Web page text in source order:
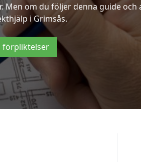
om du följer denna guide
i Grimsås.
förpliktelser